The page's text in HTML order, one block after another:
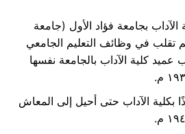
بجامعة فؤاد الأول (جامعة
ثم تقلب في وظائف التعلیم الجامعي
كلیة الآداب بالجامعة نفسھا
بكلیة الآداب حتى أحیل إلى المعاش